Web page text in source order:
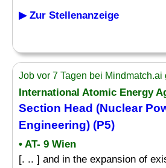
▶ Zur Stellenanzeige
Job vor 7 Tagen bei Mindmatch.ai
International Atomic Energy
Section Head (Nuclear
Engineering) (P5)
• AT- 9 Wien
[. .. ] and in the expansion of